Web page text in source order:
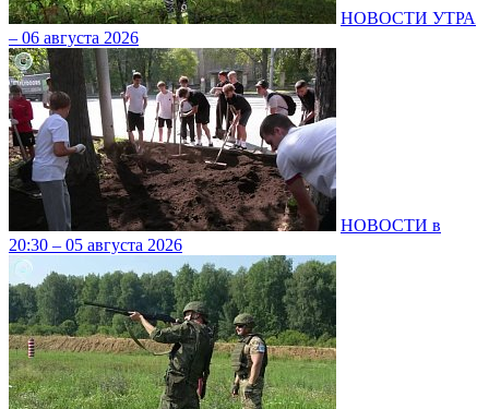
НОВОСТИ УТРА
– 06 августа 2026
НОВОСТИ в
20:30 – 05 августа 2026